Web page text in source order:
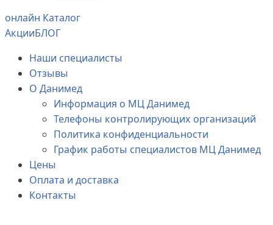
онлайн Каталог
АкцииБЛОГ
Наши специалисты
Отзывы
О Данимед
Информация о МЦ Данимед
Телефоны контролирующих организаций
Политика конфиденциальности
График работы специалистов МЦ Данимед
Цены
Оплата и доставка
Контакты